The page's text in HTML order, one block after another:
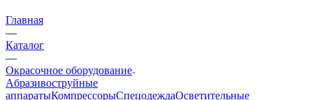
Главная
—
Каталог
—
Окрасочное оборудование
Aбразивоструйные
аппаратыКомпрессорыСпецодеждаОсветительные